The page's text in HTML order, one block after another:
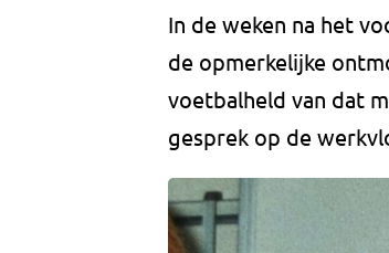
In de weken na het
de opmerkelijke
voetbalheld van dat
gesprek op de